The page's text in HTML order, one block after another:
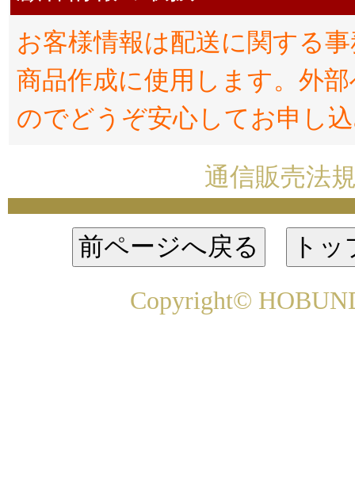
お客様情報は配送に関する
商品作成に使用します。外
のでどうぞ安心してお申し
通信販売法
Copyright©